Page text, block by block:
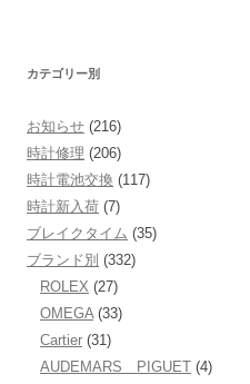
カテゴリー別
お知らせ (216)
時計修理 (206)
時計電池交換 (117)
時計新入荷 (7)
ブレイクタイム (35)
ブランド別 (332)
ROLEX (27)
OMEGA(33)
Cartier (31)
AUDEMARS PIGUET (4)